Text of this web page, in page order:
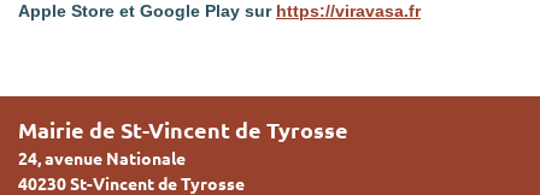
Apple Store et Google Play sur https://viravasa.fr
Mairie de St-Vincent de Tyrosse
24, avenue Nationale
40230 St-Vincent de Tyrosse